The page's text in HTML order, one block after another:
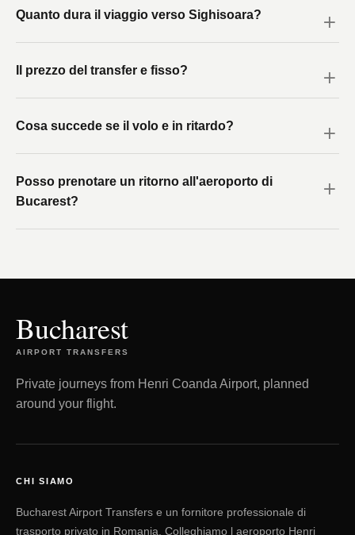
Quanto dura il viaggio verso Sighisoara?
Il prezzo del transfer e fisso?
Cosa succede se il volo e in ritardo?
Posso prenotare un ritorno all'aeroporto di
Bucarest?
Bucharest
AIRPORT TRANSFERS
Private journeys from Henri Coanda Airport, planned
around your flight.
CHI SIAMO
Bucharest Airport Transfers e un fornitore professionale di
trasporto privato in Romania. Colleghiamo l aeroporto Henri